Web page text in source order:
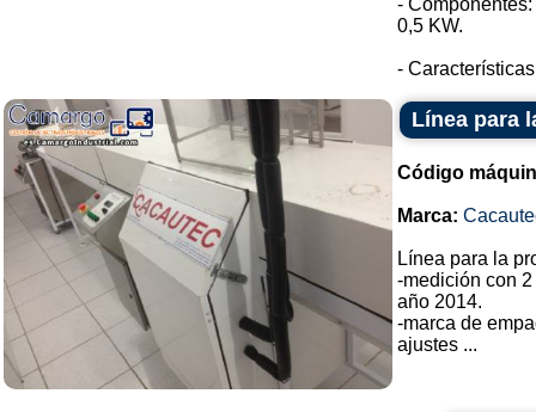
-
0,5 KW.
-
Línea para
Código
Marca:
Línea para la
-medición con
año 2014.
-marca de
ajustes ...